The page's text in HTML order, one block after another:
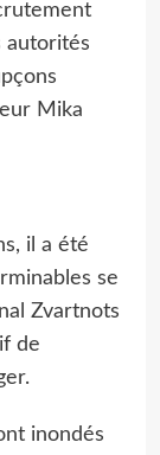
autorités
Mika
il a été
se
Zvartnots
de
inondés